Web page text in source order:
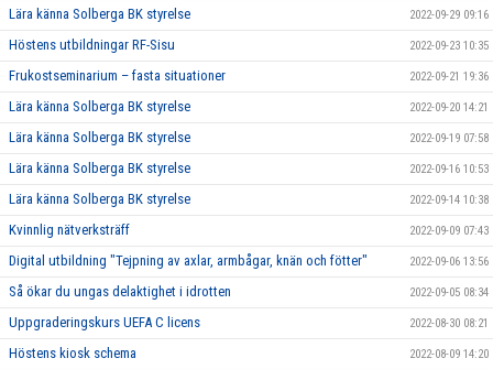
Lära känna Solberga BK styrelse 2022-09-29 09:16
Höstens utbildningar RF-Sisu 2022-09-23 10:35
Frukostseminarium – fasta situationer 2022-09-21 19:36
Lära känna Solberga BK styrelse 2022-09-20 14:21
Lära känna Solberga BK styrelse 2022-09-19 07:58
Lära känna Solberga BK styrelse 2022-09-16 10:53
Lära känna Solberga BK styrelse 2022-09-14 10:38
Kvinnlig nätverksträff 2022-09-09 07:43
Digital utbildning "Tejpning av axlar, armbågar, knän och fötter" 2022-09-06 13:56
Så ökar du ungas delaktighet i idrotten 2022-09-05 08:34
Uppgraderingskurs UEFA C licens 2022-08-30 08:21
Höstens kiosk schema 2022-08-09 14:20